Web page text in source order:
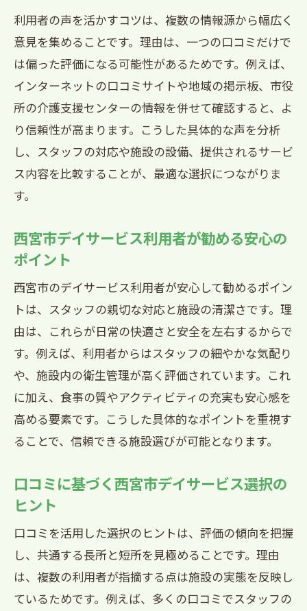
利用者の声を活かすコツは、複数の情報源から幅広く
意見を集めることです。理由は、一つの口コミだけで
は偏った評価になる可能性があるためです。例えば、
インターネットの口コミサイトや地域の掲示板、市役
所の介護支援センターの情報を併せて確認すると、よ
り信頼性が高まります。こうした具体的な声を分析
し、スタッフの対応や施設の設備、提供されるサービ
ス内容を比較することが、最適な選択につながりま
す。
西宮市デイサービス利用者が勧める安心の
ポイント
西宮市のデイサービス利用者が安心して勧めるポイン
トは、スタッフの親切な対応と施設の清潔さです。理
由は、これらが日常の快適さと安全を左右するからで
す。例えば、利用者からはスタッフの細やかな気配り
や、施設内の衛生管理が高く評価されています。これ
に加え、食事の質やアクティビティの充実も安心感を
高める要素です。こうした具体的なポイントを重視す
ることで、信頼できる施設選びが可能となります。
口コミに基づく西宮市デイサービス選択の
ヒント
口コミを活用した選択のヒントは、評価の傾向を把握
し、共通する長所と短所を見極めることです。理由
は、複数の利用者が指摘する点は施設の実態を反映し
ているためです。例えば、多くの口コミでスタッフの